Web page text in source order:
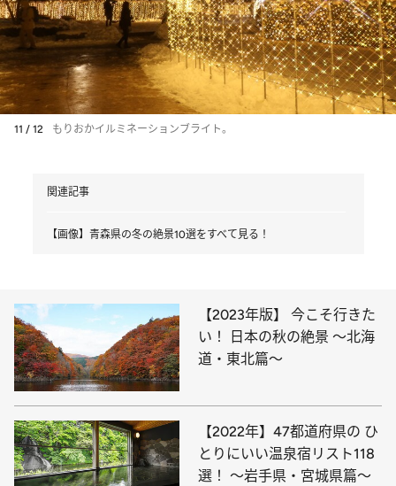
11 / 12 もりおかイルミネーションブライト。
関連記事
【画像】青森県の冬の絶景10選をすべて見る！
【2023年版】 今こそ行きた
い！ 日本の秋の絶景 ～北海
道・東北篇～
【2022年】47都道府県の ひ
とりにいい温泉宿リスト118
選！ ～岩手県・宮城県篇～